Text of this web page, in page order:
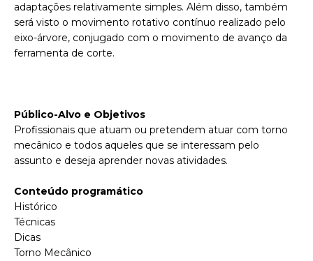
adaptações relativamente simples. Além disso, também
será visto o movimento rotativo contínuo realizado pelo
eixo-árvore, conjugado com o movimento de avanço da
ferramenta de corte.
Público-Alvo e Objetivos
Profissionais que atuam ou pretendem atuar com torno
mecânico e todos aqueles que se interessam pelo
assunto e deseja aprender novas atividades.
Conteúdo programático
Histórico
Técnicas
Dicas
Torno Mecânico